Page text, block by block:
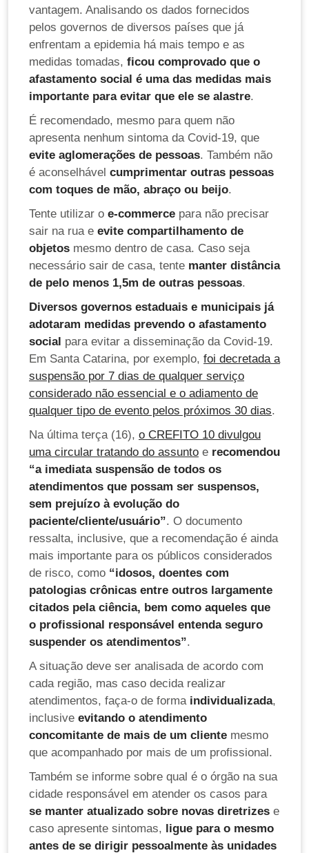
vantagem. Analisando os dados fornecidos
pelos governos de diversos países que já
enfrentam a epidemia há mais tempo e as
medidas tomadas, ficou comprovado que o
afastamento social é uma das medidas mais
importante para evitar que ele se alastre.
É recomendado, mesmo para quem não
apresenta nenhum sintoma da Covid-19, que
evite aglomerações de pessoas. Também não
é aconselhável cumprimentar outras pessoas
com toques de mão, abraço ou beijo.
Tente utilizar o e-commerce para não precisar
sair na rua e evite compartilhamento de
objetos mesmo dentro de casa. Caso seja
necessário sair de casa, tente manter distância
de pelo menos 1,5m de outras pessoas.
Diversos governos estaduais e municipais já
adotaram medidas prevendo o afastamento
social para evitar a disseminação da Covid-19.
Em Santa Catarina, por exemplo, foi decretada a
suspensão por 7 dias de qualquer serviço
considerado não essencial e o adiamento de
qualquer tipo de evento pelos próximos 30 dias.
Na última terça (16), o CREFITO 10 divulgou
uma circular tratando do assunto e recomendou
“a imediata suspensão de todos os
atendimentos que possam ser suspensos,
sem prejuízo à evolução do
paciente/cliente/usuário”. O documento
ressalta, inclusive, que a recomendação é ainda
mais importante para os públicos considerados
de risco, como “idosos, doentes com
patologias crônicas entre outros largamente
citados pela ciência, bem como aqueles que
o profissional responsável entenda seguro
suspender os atendimentos”.
A situação deve ser analisada de acordo com
cada região, mas caso decida realizar
atendimentos, faça-o de forma individualizada,
inclusive evitando o atendimento
concomitante de mais de um cliente mesmo
que acompanhado por mais de um profissional.
Também se informe sobre qual é o órgão na sua
cidade responsável em atender os casos para
se manter atualizado sobre novas diretrizes e
caso apresente sintomas, ligue para o mesmo
antes de se dirigir pessoalmente às unidades